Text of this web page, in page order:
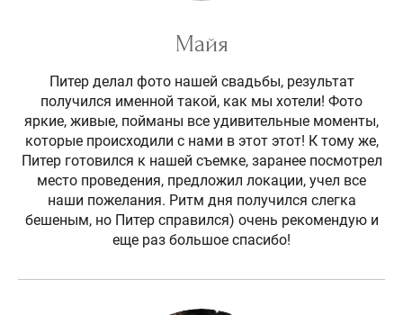
Майя
Питер делал фото нашей свадьбы, результат
получился именной такой, как мы хотели! Фото
яркие, живые, пойманы все удивительные моменты,
которые происходили с нами в этот этот! К тому же,
Питер готовился к нашей съемке, заранее посмотрел
место проведения, предложил локации, учел все
наши пожелания. Ритм дня получился слегка
бешеным, но Питер справился) очень рекомендую и
еще раз большое спасибо!